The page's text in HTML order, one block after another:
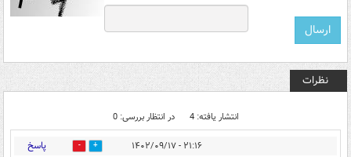
نظرات
انتشار یافته: 4 در انتظار بررسی: 0
۲۱:۱۶ - ۱۴۰۲/۰۹/۱۷ 0 پاسخ